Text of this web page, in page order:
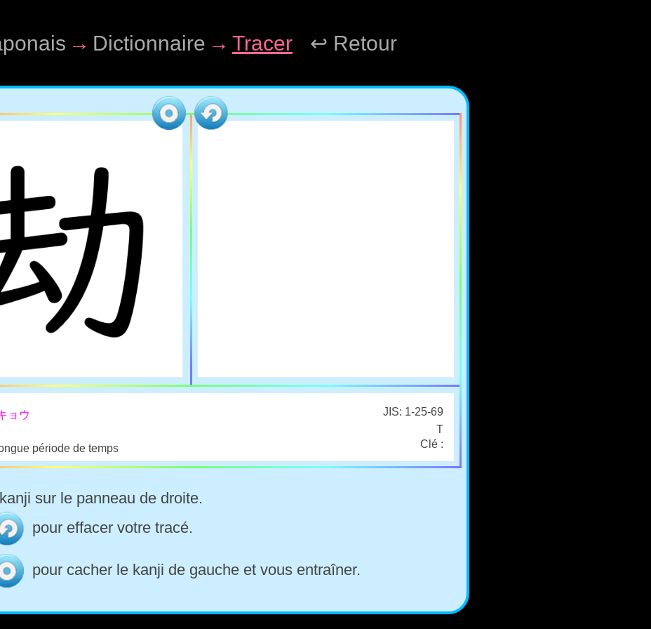
→ Dictionnaire → Tracer ↩ Retour
ョウ
JIS: 1-25-69
T
période de temps
Clé :
sur le panneau de droite.
pour effacer votre tracé.
pour cacher le kanji de gauche et vous entraîner.